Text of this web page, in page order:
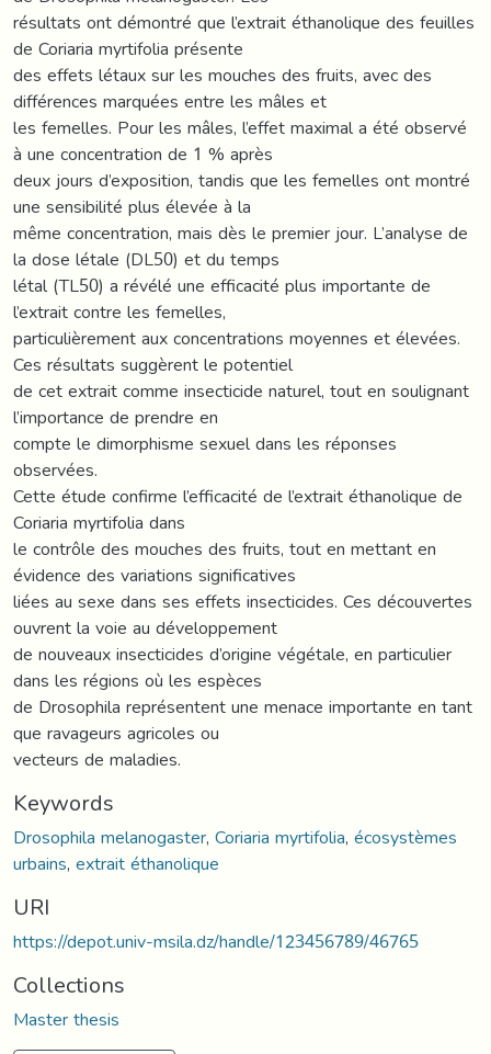
résultats ont démontré que l’extrait éthanolique des feuilles
de Coriaria myrtifolia présente
des effets létaux sur les mouches des fruits, avec des
différences marquées entre les mâles et
les femelles. Pour les mâles, l’effet maximal a été observé
à une concentration de 1 % après
deux jours d’exposition, tandis que les femelles ont montré
une sensibilité plus élevée à la
même concentration, mais dès le premier jour. L’analyse de
la dose létale (DL50) et du temps
létal (TL50) a révélé une efficacité plus importante de
l’extrait contre les femelles,
particulièrement aux concentrations moyennes et élevées.
Ces résultats suggèrent le potentiel
de cet extrait comme insecticide naturel, tout en soulignant
l’importance de prendre en
compte le dimorphisme sexuel dans les réponses
observées.
Cette étude confirme l’efficacité de l’extrait éthanolique de
Coriaria myrtifolia dans
le contrôle des mouches des fruits, tout en mettant en
évidence des variations significatives
liées au sexe dans ses effets insecticides. Ces découvertes
ouvrent la voie au développement
de nouveaux insecticides d’origine végétale, en particulier
dans les régions où les espèces
de Drosophila représentent une menace importante en tant
que ravageurs agricoles ou
vecteurs de maladies.
Keywords
Drosophila melanogaster,Coriaria myrtifolia,écosystèmes
urbains,extrait éthanolique
URI
https://depot.univ-msila.dz/handle/123456789/46765
Collections
Master thesis